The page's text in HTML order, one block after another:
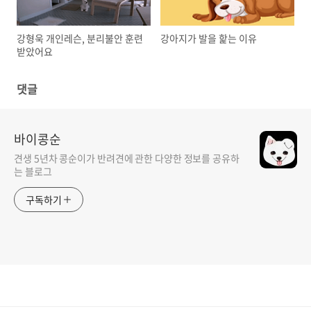
강형욱 개인레슨, 분리불안 훈련
받았어요
강아지가 발을 핥는 이유
댓글
바이콩순
견생 5년차 콩순이가 반려견에 관한 다양한 정보를 공유하
는 블로그
구독하기